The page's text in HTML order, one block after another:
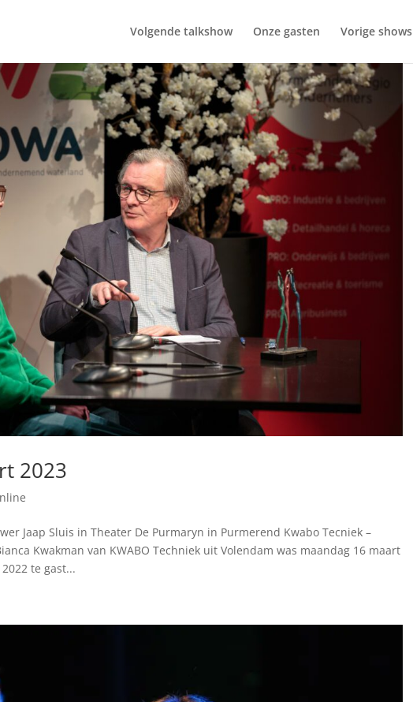
Volgende talkshow Onze gasten Vorige shows
2023
Jaap Sluis in Theater De Purmaryn in Purmerend Kwabo Tecniek –
Kwakman van KWABO Techniek uit Volendam was maandag 16 maart
te gast...